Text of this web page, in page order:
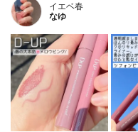
イエベ春
なゆ